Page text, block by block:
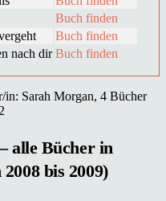
Buch finden
Buch finden
nach dir Buch finden
in: Sarah Morgan, 4 Bücher
alle Bücher in
bis 2009)